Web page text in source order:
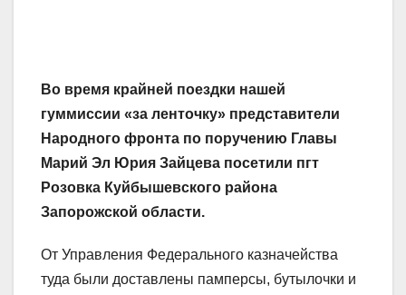
Во время крайней поездки нашей
гуммиссии «за ленточку» представители
Народного фронта по поручению Главы
Марий Эл Юрия Зайцева посетили пгт
Розовка Куйбышевского района
Запорожской области.
От Управления Федерального казначейства
туда были доставлены памперсы, бутылочки и